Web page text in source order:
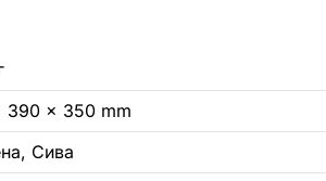
390 × 350 mm
Сива